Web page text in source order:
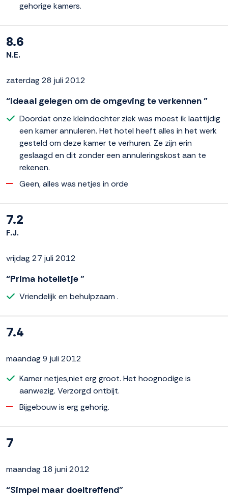
gehorige kamers.
8.6
N.E.
zaterdag 28 juli 2012
“ideaal gelegen om de omgeving te verkennen ”
Doordat onze kleindochter ziek was moest ik laattijdig
een kamer annuleren. Het hotel heeft alles in het werk
gesteld om deze kamer te verhuren. Ze zijn erin
geslaagd en dit zonder een annuleringskost aan te
rekenen.
Geen, alles was netjes in orde
7.2
F.J.
vrijdag 27 juli 2012
“Prima hotelletje ”
Vriendelijk en behulpzaam .
7.4
maandag 9 juli 2012
Kamer netjes,niet erg groot. Het hoognodige is
aanwezig. Verzorgd ontbijt.
Bijgebouw is erg gehorig.
7
maandag 18 juni 2012
“Simpel maar doeltreffend”